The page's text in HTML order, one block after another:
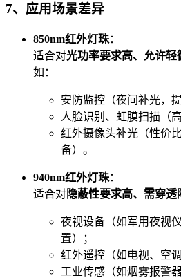
7、应用场景差异
850nm红外灯珠：
适合对光功率要求高、允许轻
如：
安防监控（夜间补光，
人脸识别、虹膜扫描（
红外摄像头补光（性价
备）。
940nm红外灯珠：
适合对隐蔽性要求高、需穿透
夜视设备（如军用夜视
置）；
红外遥控（如电视、空
工业传感（如烟雾报警